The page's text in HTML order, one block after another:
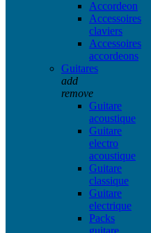
Accordeon
Accessoires
claviers
Accessoires
accordeons
Guitares
add
remove
Guitare
acoustique
Guitare
electro
acoustique
Guitare
classique
Guitare
electrique
Packs
guitare